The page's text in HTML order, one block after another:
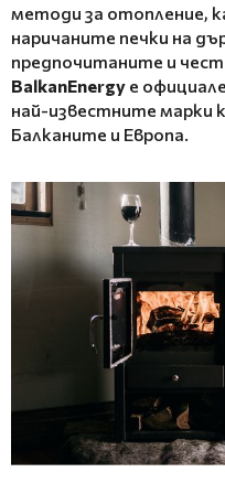
методи за отопление,
наричаните печки на
предпочитаните и
BalkanEnergy е
най-известните марки
Балканите и Европа.